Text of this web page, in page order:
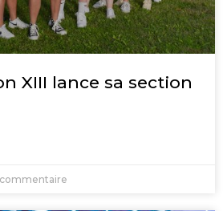
XIII lance sa section